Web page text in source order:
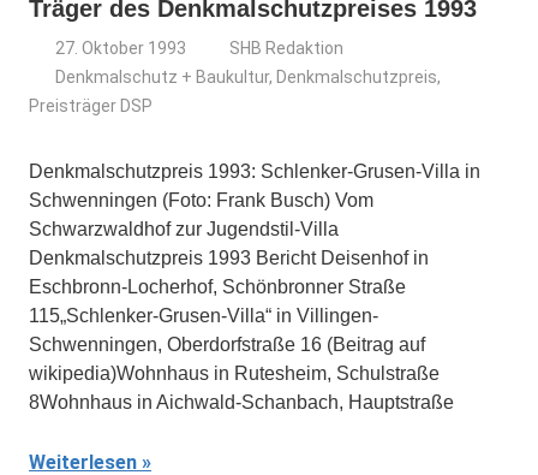
Träger des Denkmalschutzpreises 1993
27. Oktober 1993
SHB Redaktion
Denkmalschutz + Baukultur, Denkmalschutzpreis,
Preisträger DSP
Denkmalschutzpreis 1993: Schlenker-Grusen-Villa in
Schwenningen (Foto: Frank Busch) Vom
Schwarzwaldhof zur Jugendstil-Villa
Denkmalschutzpreis 1993 Bericht Deisenhof in
Eschbronn-Locherhof, Schönbronner Straße
115„Schlenker-Grusen-Villa“ in Villingen-
Schwenningen, Oberdorfstraße 16 (Beitrag auf
wikipedia)Wohnhaus in Rutesheim, Schulstraße
8Wohnhaus in Aichwald-Schanbach, Hauptstraße
Weiterlesen